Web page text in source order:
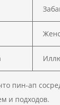
пин-ап
и подходов.